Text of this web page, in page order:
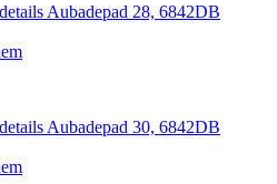
Aubadepad 28, 6842DB
Aubadepad 30, 6842DB